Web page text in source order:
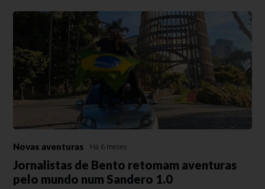
Novas aventuras Há 6 meses
Jornalistas de Bento retomam aventuras
pelo mundo num Sandero 1.0